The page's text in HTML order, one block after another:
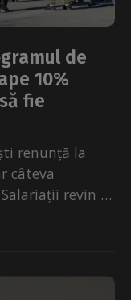
de
10%
fie
renunță la
câteva
revin la